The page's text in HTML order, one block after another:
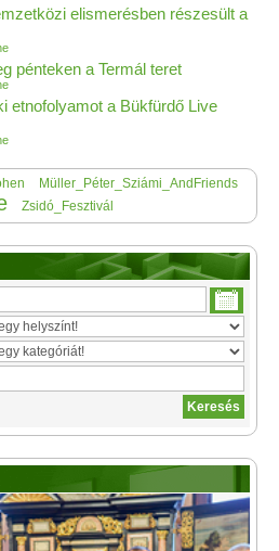
elismerésben részesült a
pénteken a Termál teret
etnofolyamot a Bükfürdő Live
Müller_Péter_Sziámi_AndFriends
Zsidó_Fesztivál